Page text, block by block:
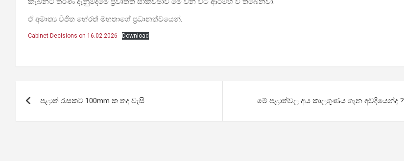
ඒ අමාත්‍ය විජිත හේරත් මහතාගේ ප්‍රධානත්වයෙන්.
Cabinet Decisions on 16.02.2026 Download
navigation
පළාත් රැසකට 100mm ක තද වැසි මේ පළාත්වල අය කාලගුණය ගැන අවදියෙන්ද ?